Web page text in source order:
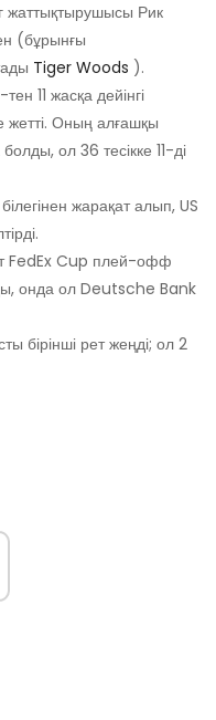
жаттықтырушысы Рик
(бұрынғы
Tiger Woods ).
11 жасқа дейінгі
Оның алғашқы
ол 36 тесікке 11-ді
жарақат алып, US
FedEx Cup плей-офф
онда ол Deutsche Bank
бірінші рет жеңді; ол 2